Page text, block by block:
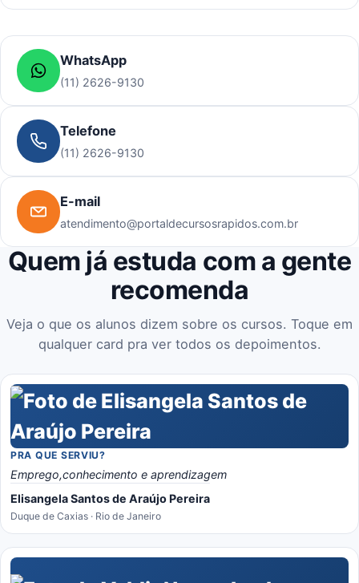
WhatsApp
(11) 2626-9130
Telefone
(11) 2626-9130
E-mail
atendimento@portaldecursosrapidos.com.br
Quem já estuda com a gente
recomenda
Veja o que os alunos dizem sobre os cursos. Toque em
qualquer card pra ver todos os depoimentos.
PRA QUE SERVIU?
Emprego,conhecimento e aprendizagem
Elisangela Santos de Araújo Pereira
Duque de Caxias · Rio de Janeiro